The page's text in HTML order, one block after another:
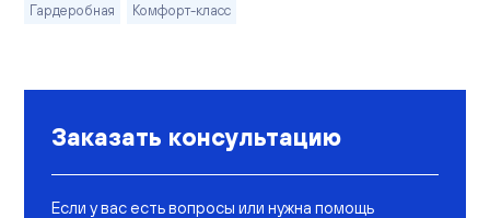
Гардеробная Комфорт-класс
Заказать консультацию
Если у вас есть вопросы или нужна помощь